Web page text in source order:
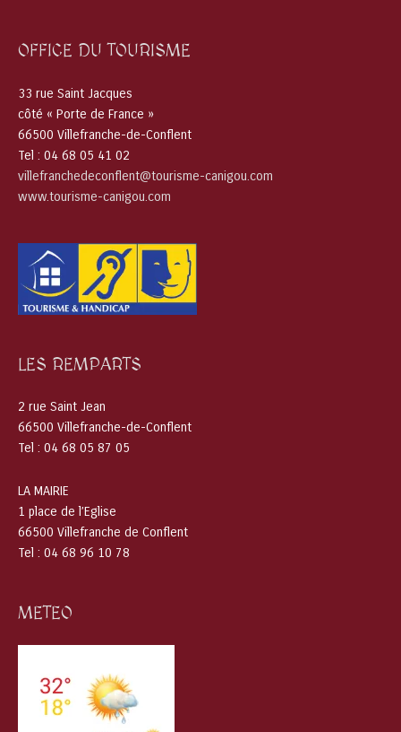
OFFICE DU TOURISME
33 rue Saint Jacques
côté « Porte de France »
66500 Villefranche-de-Conflent
Tel : 04 68 05 41 02
villefranchedeconflent@tourisme-canigou.com
www.tourisme-canigou.com
LES REMPARTS
2 rue Saint Jean
66500 Villefranche-de-Conflent
Tel : 04 68 05 87 05
LA MAIRIE
1 place de l’Eglise
66500 Villefranche de Conflent
Tel : 04 68 96 10 78
METEO